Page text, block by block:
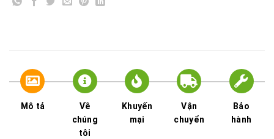
Mô tả
Về
chúng
tôi
Khuyến
mại
Vận
chuyển
Bảo
hành